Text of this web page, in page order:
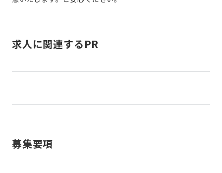
求人に関連するPR
募集要項